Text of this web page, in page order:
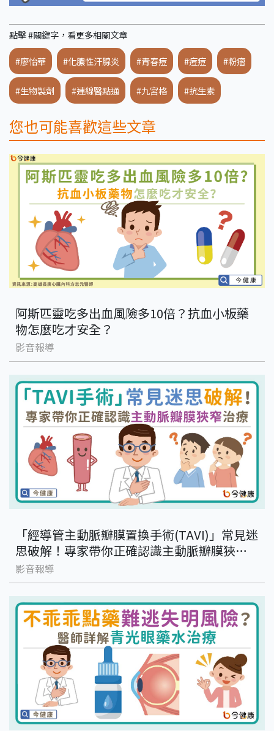
點擊 #關鍵字，看更多相關文章
#廖怡華 #化膿性汗腺炎 #青春痘 #痘痘 #粉瘤
#生物製劑 #連線醫點通 #九宮格 #抗生素
您也可能喜歡這些文章
阿斯匹靈吃多出血風險多10倍？抗血小板藥
物怎麼吃才安全？
影音報導
「經導管主動脈瓣膜置換手術(TAVI)」常見迷
思破解！專家帶你正確認識主動脈瓣膜狹窄
治療
影音報導